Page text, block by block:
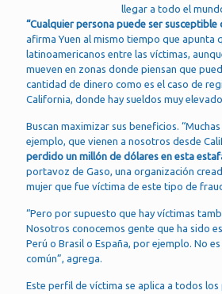
llegar a todo el
“Cualquier persona puede ser susceptible
afirma Yuen al mismo tiempo que apunta
latinoamericanos entre las víctimas,
mueven en zonas donde piensan que
cantidad de dinero como es el caso de
California, donde hay sueldos muy
Buscan maximizar sus beneficios.
ejemplo, que vienen a nosotros desde
perdido un millón de dólares en esta
portavoz de Gaso, una organización
mujer que fue víctima de este tipo de
“Pero por supuesto que hay víctimas
Nosotros conocemos gente que ha sido
Perú o Brasil o España, por ejemplo. No
común”, agrega.
Este perfil de víctima se aplica a todos los